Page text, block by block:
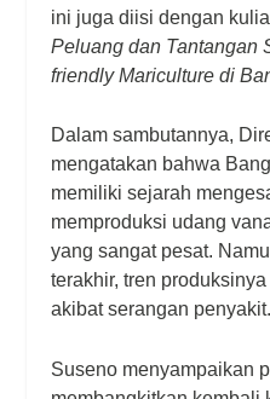
ini juga diisi dengan
Peluang dan Tantangan
friendly Mariculture di
Dalam sambutannya,
mengatakan bahwa
memiliki sejarah
memproduksi udang
yang sangat pesat.
terakhir, tren
akibat serangan penyakit.
Suseno menyampaikan